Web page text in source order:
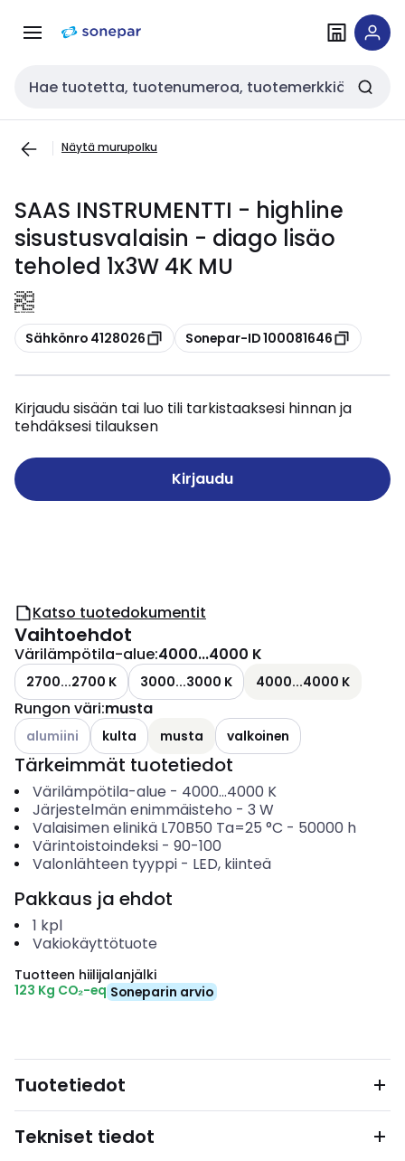
navigointiinsisältöön
Haku
Näytä murupolku
SAAS INSTRUMENTTI - highline
sisustusvalaisin - diago lisäo
teholed 1x3W 4K MU
Kopioi
Sähkönro 4128026 Kopioi
Sonepar-ID 100081646
Kirjaudu sisään tai luo tili tarkistaaksesi hinnan ja
tehdäksesi tilauksen
Kirjaudu
Katso tuotedokumentit
Vaihtoehdot
Värilämpötila-alue:4000...4000 K
2700...2700 K 3000...3000 K 4000...4000 K
Rungon väri:musta
Katso käytettävissä olevat vaihtoehdot
alumiini kulta musta valkoinen
Tärkeimmät tuotetiedot
Värilämpötila-alue - 4000...4000 K
Järjestelmän enimmäisteho - 3 W
Valaisimen elinikä L70B50 Ta=25 °C - 50000 h
Värintoistoindeksi- 90-100
Valonlähteen tyyppi- LED, kiinteä
Pakkaus ja ehdot
1 kpl
Vakiokäyttötuote
Tuotteen hiilijalanjälki
123 Kg CO₂-eq Soneparin arvio
Tuotetiedot
Tekniset tiedot